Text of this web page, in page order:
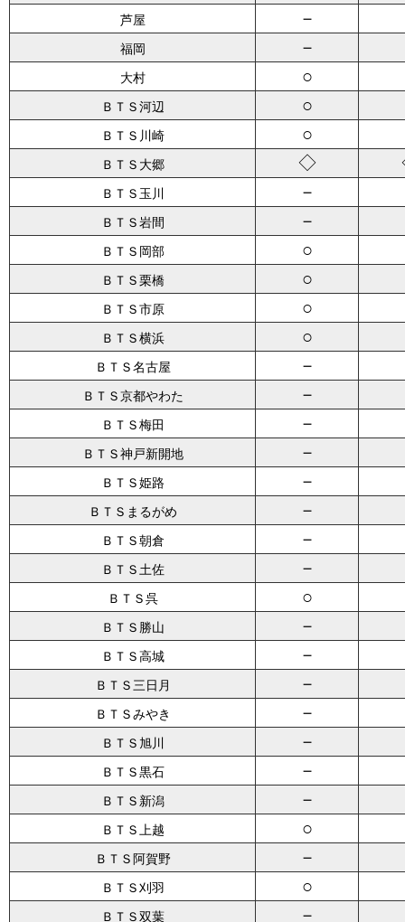
芦屋 －
福岡 －
大村 ○
ＢＴＳ河辺 ○
ＢＴＳ川崎 ○
ＢＴＳ大郷 ◇
ＢＴＳ玉川 －
ＢＴＳ岩間 －
ＢＴＳ岡部 ○
ＢＴＳ栗橋 ○
ＢＴＳ市原 ○
ＢＴＳ横浜 ○
ＢＴＳ名古屋 －
ＢＴＳ京都やわた －
ＢＴＳ梅田 －
ＢＴＳ神戸新開地 －
ＢＴＳ姫路 －
ＢＴＳまるがめ －
ＢＴＳ朝倉 －
ＢＴＳ土佐 －
ＢＴＳ呉 ○
ＢＴＳ勝山 －
ＢＴＳ高城 －
ＢＴＳ三日月 －
ＢＴＳみやき －
ＢＴＳ旭川 －
ＢＴＳ黒石 －
ＢＴＳ新潟 －
ＢＴＳ上越 ○
ＢＴＳ阿賀野 －
ＢＴＳ刈羽 ○
ＢＴＳ双葉 －